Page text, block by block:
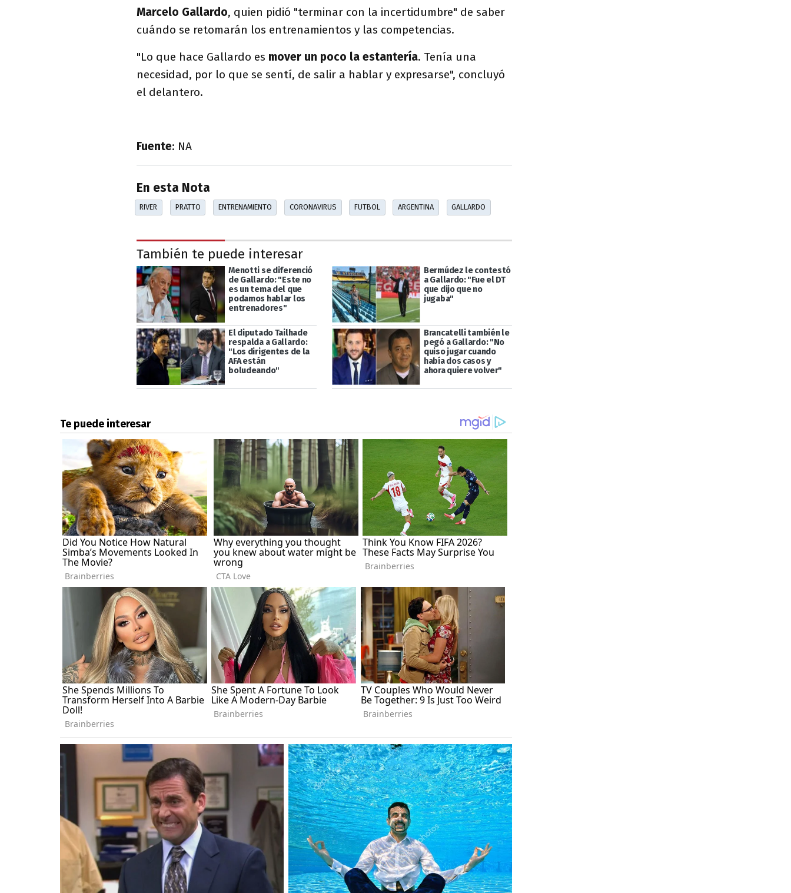
Marcelo Gallardo, quien pidió "terminar con la incertidumbre" de saber
cuándo se retomarán los entrenamientos y las competencias.
"Lo que hace Gallardo es mover un poco la estantería. Tenía una
necesidad, por lo que se sentí, de salir a hablar y expresarse", concluyó
el delantero.
Fuente: NA
En esta Nota
RIVER PRATTO ENTRENAMIENTO CORONAVIRUS FUTBOL ARGENTINA GALLARDO
También te puede interesar
Menotti se diferenció
de Gallardo: "Este no
es un tema del que
podamos hablar los
entrenadores"
Bermúdez le contestó
a Gallardo: "Fue el DT
que dijo que no
jugaba"
El diputado Tailhade
respalda a Gallardo:
"Los dirigentes de la
AFA están
boludeando"
Brancatelli también le
pegó a Gallardo: "No
quiso jugar cuando
había dos casos y
ahora quiere volver"